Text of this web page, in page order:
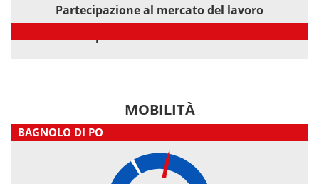
Partecipazione al mercato del lavoro
MOBILITÀ
BAGNOLO DI PO